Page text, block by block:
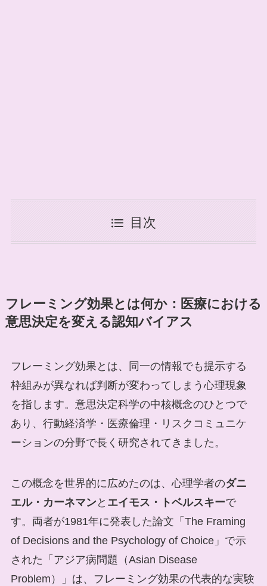
目次
フレーミング効果とは何か：医療における
意思決定を変える認知バイアス
フレーミング効果とは、同一の情報でも提示する
枠組みが異なれば判断が変わってしまう心理現象
を指します。意思決定科学の中核概念のひとつで
あり、行動経済学・医療倫理・リスクコミュニケ
ーションの分野で長く研究されてきました。
この概念を世界的に広めたのは、心理学者のダニ
エル・カーネマン と エイモス・トベルスキーで
す。両者が1981年に発表した論文「The Framing
of Decisions and the Psychology of Choice」で示
された「アジア病問題（Asian Disease
Problem）」は、フレーミング効果の代表的な実験